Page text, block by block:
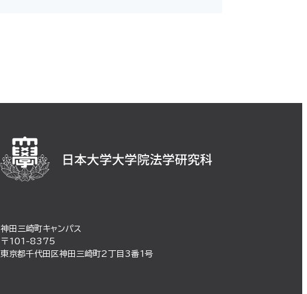
神田三崎町キャンパス
〒101-8375
東京都千代田区神田三崎町2丁目3番1号